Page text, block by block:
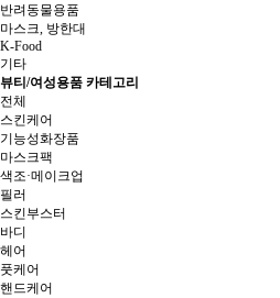
반려동물용품
마스크, 방한대
K-Food
기타
뷰티/여성용품 카테고리
전체
스킨케어
기능성화장품
마스크팩
색조·메이크업
필러
스킨부스터
바디
헤어
풋케어
핸드케어